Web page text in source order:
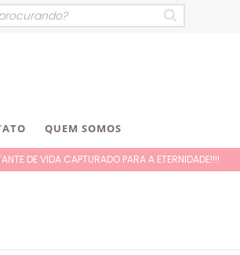
QUEM SOMOS
DE VIDA CAPTURADO PARA A ETERNIDADE!!!!